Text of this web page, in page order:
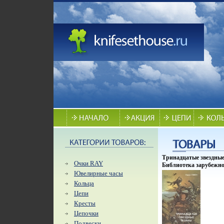
Очки RAY
Ювелирные часы
Кольца
Цепи
Кресты
Цепочки
Тринадцатые
Библиотека
романа инфо 4936p.